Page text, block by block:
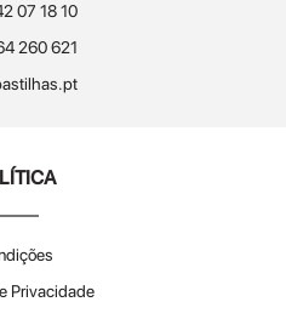
07 18 10
260 621
Privacidade